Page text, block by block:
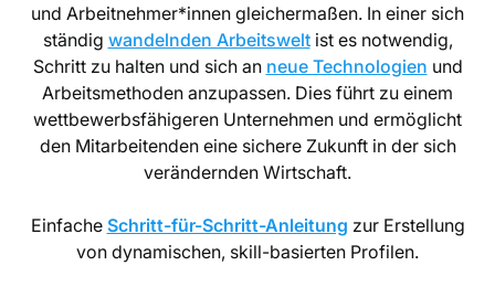
und Arbeitnehmer*innen gleichermaßen. In einer sich
ständig wandelnden Arbeitsweltist es notwendig,
Schritt zu halten und sich an neue Technologien und
Arbeitsmethoden anzupassen. Dies führt zu einem
wettbewerbsfähigeren Unternehmen und ermöglicht
den Mitarbeitenden eine sichere Zukunft in der sich
verändernden Wirtschaft.
Einfache Schritt-für-Schritt-Anleitung zur Erstellung
von dynamischen, skill-basierten Profilen.